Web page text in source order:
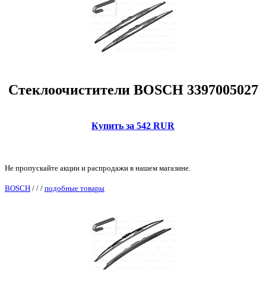
Стеклоочистители BOSCH 3397005027
Купить за 542 RUR
Не пропускайте акции и распродажи в нашем магазине.
BOSCH / / / подобные товары